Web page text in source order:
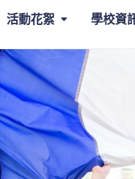
活動花絮 學校資